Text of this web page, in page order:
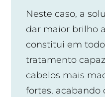
Neste caso, a
dar maior brilho
constitui em
tratamento
cabelos mais
fortes, acabando